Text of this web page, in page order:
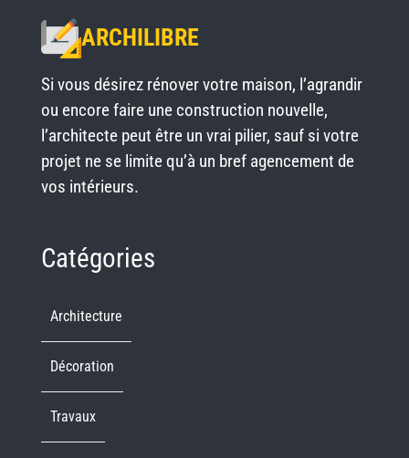
ARCHILIBRE
Si vous désirez rénover votre maison, l’agrandir
ou encore faire une construction nouvelle,
l’architecte peut être un vrai pilier, sauf si votre
projet ne se limite qu’à un bref agencement de
vos intérieurs.
Catégories
Architecture
Décoration
Travaux